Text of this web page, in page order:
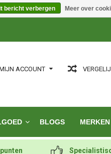
ACCOUNT
BLOGS MERKEN
bericht verbergen Meer over